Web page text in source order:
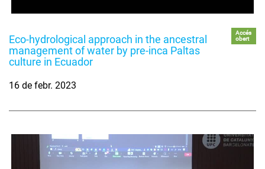
Eco-hydrological approach in the ancestral
management of water by pre-inca Paltas
culture in Ecuador
Accés
obert
16 de febr. 2023